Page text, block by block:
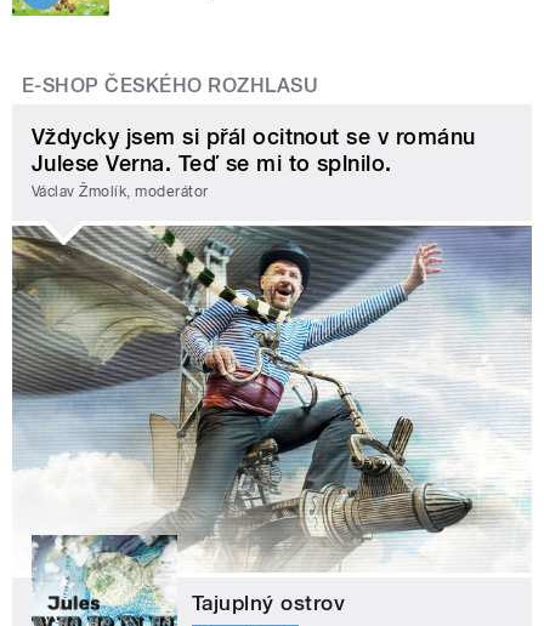
E-SHOP ČESKÉHO ROZHLASU
Vždycky jsem si přál ocitnout se v románu
Julese Verna. Teď se mi to splnilo.
Václav Žmolík, moderátor
Tajuplný ostrov